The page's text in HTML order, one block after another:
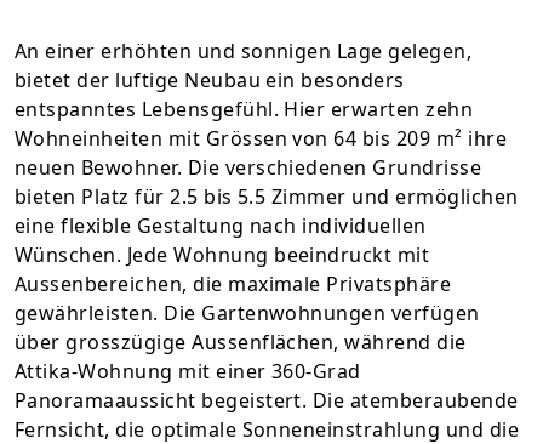
An einer erhöhten und sonnigen Lage gelegen,
bietet der luftige Neubau ein besonders
entspanntes Lebensgefühl. Hier erwarten zehn
Wohneinheiten mit Grössen von 64 bis 209 m² ihre
neuen Bewohner. Die verschiedenen Grundrisse
bieten Platz für 2.5 bis 5.5 Zimmer und ermöglichen
eine flexible Gestaltung nach individuellen
Wünschen. Jede Wohnung beeindruckt mit
Aussenbereichen, die maximale Privatsphäre
gewährleisten. Die Gartenwohnungen verfügen
über grosszügige Aussenflächen, während die
Attika-Wohnung mit einer 360-Grad
Panoramaaussicht begeistert. Die atemberaubende
Fernsicht, die optimale Sonneneinstrahlung und die